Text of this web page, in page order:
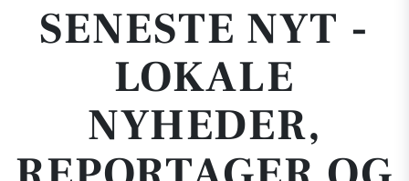
SENESTE NYT -
LOKALE
NYHEDER,